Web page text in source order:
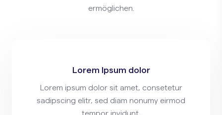
ermöglichen.
Lorem Ipsum dolor
Lorem ipsum dolor sit amet, consetetur
sadipscing elitr, sed diam nonumy eirmod